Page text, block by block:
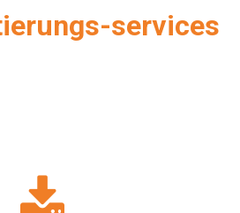
services